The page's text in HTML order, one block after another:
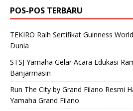
POS-POS TERBARU
TEKIRO Raih Sertifikat Guinness
Dunia
STSJ Yamaha Gelar Acara Edukasi
Banjarmasin
Run The City by Grand Filano Resmi
Yamaha Grand Filano